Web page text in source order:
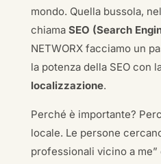
mondo. Quella bussola,
chiama SEO (Search
NETWORX facciamo un
la potenza della SEO con
localizzazione.
Perché è importante?
locale. Le persone
professionali vicino a